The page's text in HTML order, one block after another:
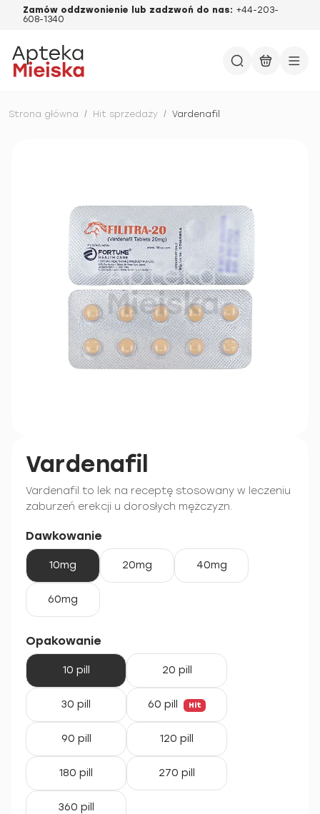
Zamów oddzwonienie lub zadzwoń do nas: +44-203-
608-1340
Strona główna / Hit sprzedaży / Vardenafil
Vardenafil
Vardenafil to lek na receptę stosowany w leczeniu
zaburzeń erekcji u dorosłych mężczyzn.
Dawkowanie
10mg 20mg 40mg
60mg
Opakowanie
10 pill 20 pill
30 pill 60 pill Hit
90 pill 120 pill
180 pill 270 pill
360 pill